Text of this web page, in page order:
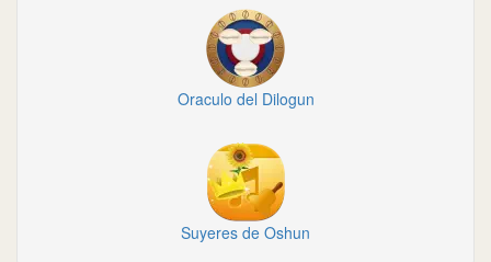
Oraculo del Dilogun
Suyeres de Oshun